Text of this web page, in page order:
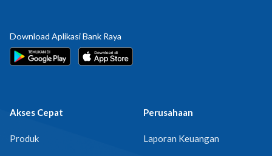
Download Aplikasi Bank Raya
Akses Cepat
Produk
Perusahaan
Laporan Keuangan